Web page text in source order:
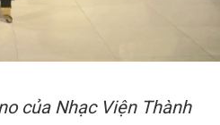
của Nhạc Viện Thành